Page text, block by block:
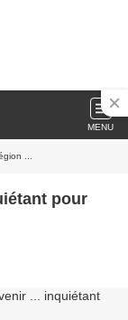
MENU
...
pour